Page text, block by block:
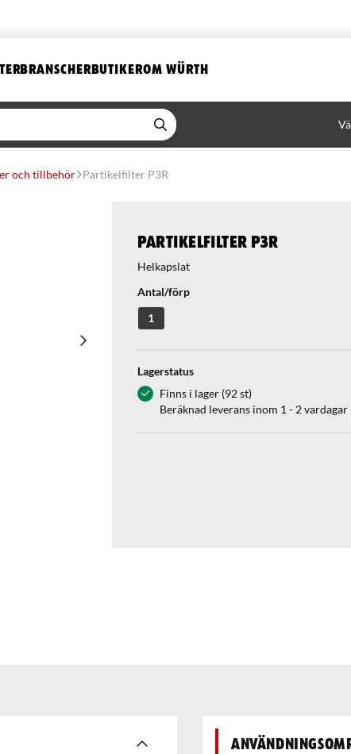
BRANSCHERBUTIKEROM WÜRTH
och tillbehör Partikelfilter P3R
Partikelfilter P3R
Helkapslat
Antal/förp
1
Lagerstatus
Finns i lager (92 st)
Beräknad leverans inom 1 - 2 vardagar